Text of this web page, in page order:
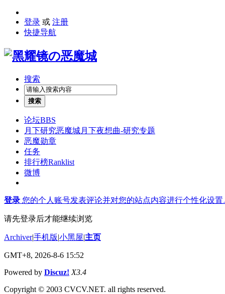
登录 或 注册
快捷导航
搜索
搜索
论坛BBS
月下研究恶魔城月下夜想曲-研究专题
恶魔勋章
任务
排行榜Ranklist
微博
登录 您的个人账号发表评论并对您的站点内容进行个性化设置
请先登录后才能继续浏览
Archiver|手机版|小黑屋|主页
GMT+8, 2026-8-6 15:52
Powered by Discuz! X3.4
Copyright © 2003 CVCV.NET. all rights reserved.